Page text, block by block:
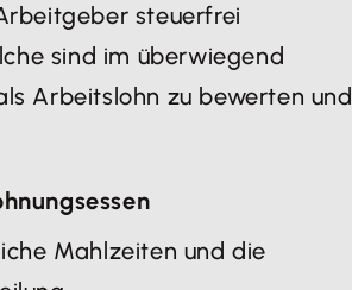
steuerfrei
sind im überwiegend
Arbeitslohn zu bewerten und
Mahlzeiten und die